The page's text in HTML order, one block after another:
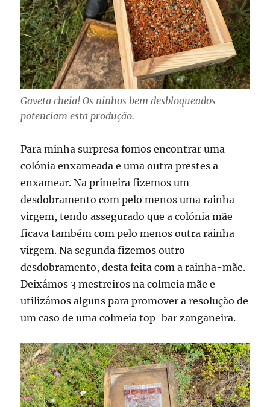
Gaveta cheia! Os ninhos bem desbloqueados
potenciam esta produção.
Para minha surpresa fomos encontrar uma
colónia enxameada e uma outra prestes a
enxamear. Na primeira fizemos um
desdobramento com pelo menos uma rainha
virgem, tendo assegurado que a colónia mãe
ficava também com pelo menos outra rainha
virgem. Na segunda fizemos outro
desdobramento, desta feita com a rainha-mãe.
Deixámos 3 mestreiros na colmeia mãe e
utilizámos alguns para promover a resolução de
um caso de uma colmeia top-bar zanganeira.